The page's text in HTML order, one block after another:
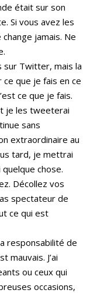
était sur son
Si vous avez les
jamais. Ne
sur Twitter, mais la
que je fais en ce
ce que je fais.
je les tweeterai
sans
extraordinaire au
tard, je mettrai
chose.
Décollez vos
spectateur de
ce qui est
responsabilité de
mauvais. J’ai
ou ceux qui
occasions,